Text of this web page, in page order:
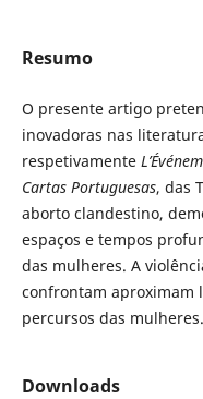
Resumo
O presente artigo
inovadoras nas
respetivamente
Cartas Portuguesas, das
aborto clandestino,
espaços e tempos
das mulheres. A
confrontam aproximam
percursos das mulheres.
Downloads